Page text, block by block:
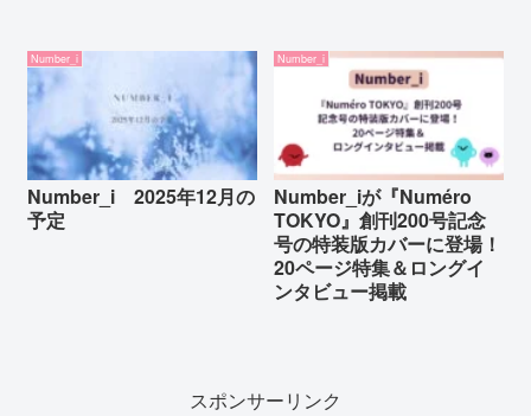
Number_i
Number_i 2025年12月の
予定
Number_i
Number_iが『Numéro
TOKYO』創刊200号記念
号の特装版カバーに登場！
20ページ特集＆ロングイ
ンタビュー掲載
スポンサーリンク